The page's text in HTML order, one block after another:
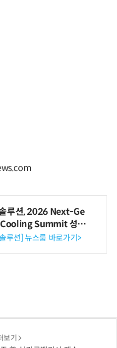
루션, 2026 Next-Ge
Summit 성황
루션] 뉴스룸 바로가기>
보기